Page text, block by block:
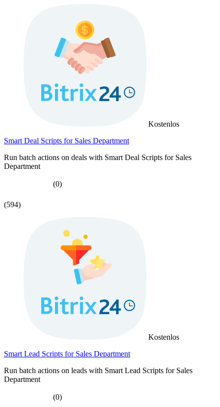
Kostenlos
Smart Deal Scripts for Sales Department
Run batch actions on deals with Smart Deal Scripts for Sales
Department
(0)
(594)
Kostenlos
Smart Lead Scripts for Sales Department
Run batch actions on leads with Smart Lead Scripts for Sales
Department
(0)